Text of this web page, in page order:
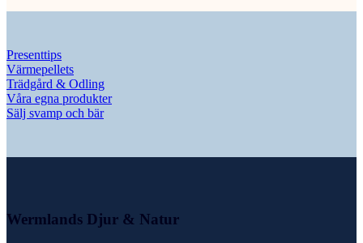
Presenttips
Värmepellets
Trädgård & Odling
Våra egna produkter
Sälj svamp och bär
Wermlands Djur & Natur